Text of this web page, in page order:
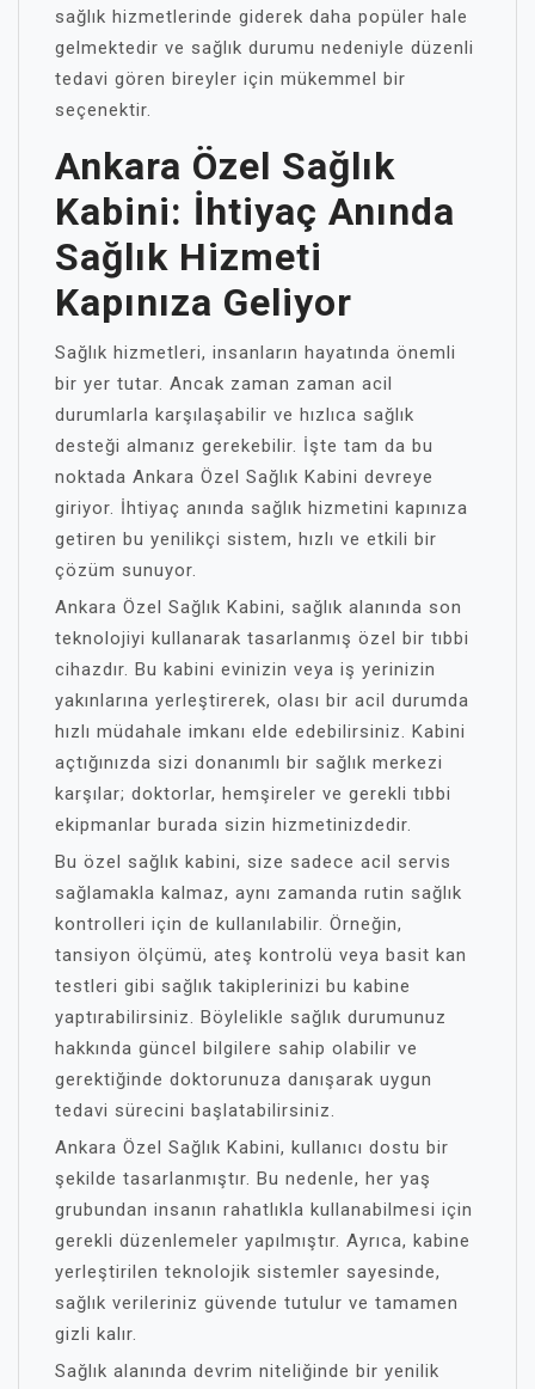
sağlık hizmetlerinde giderek daha popüler hale
gelmektedir ve sağlık durumu nedeniyle düzenli
tedavi gören bireyler için mükemmel bir
seçenektir.
Ankara Özel Sağlık
Kabini: İhtiyaç Anında
Sağlık Hizmeti
Kapınıza Geliyor
Sağlık hizmetleri, insanların hayatında önemli
bir yer tutar. Ancak zaman zaman acil
durumlarla karşılaşabilir ve hızlıca sağlık
desteği almanız gerekebilir. İşte tam da bu
noktada Ankara Özel Sağlık Kabini devreye
giriyor. İhtiyaç anında sağlık hizmetini kapınıza
getiren bu yenilikçi sistem, hızlı ve etkili bir
çözüm sunuyor.
Ankara Özel Sağlık Kabini, sağlık alanında son
teknolojiyi kullanarak tasarlanmış özel bir tıbbi
cihazdır. Bu kabini evinizin veya iş yerinizin
yakınlarına yerleştirerek, olası bir acil durumda
hızlı müdahale imkanı elde edebilirsiniz. Kabini
açtığınızda sizi donanımlı bir sağlık merkezi
karşılar; doktorlar, hemşireler ve gerekli tıbbi
ekipmanlar burada sizin hizmetinizdedir.
Bu özel sağlık kabini, size sadece acil servis
sağlamakla kalmaz, aynı zamanda rutin sağlık
kontrolleri için de kullanılabilir. Örneğin,
tansiyon ölçümü, ateş kontrolü veya basit kan
testleri gibi sağlık takiplerinizi bu kabine
yaptırabilirsiniz. Böylelikle sağlık durumunuz
hakkında güncel bilgilere sahip olabilir ve
gerektiğinde doktorunuza danışarak uygun
tedavi sürecini başlatabilirsiniz.
Ankara Özel Sağlık Kabini, kullanıcı dostu bir
şekilde tasarlanmıştır. Bu nedenle, her yaş
grubundan insanın rahatlıkla kullanabilmesi için
gerekli düzenlemeler yapılmıştır. Ayrıca, kabine
yerleştirilen teknolojik sistemler sayesinde,
sağlık verileriniz güvende tutulur ve tamamen
gizli kalır.
Sağlık alanında devrim niteliğinde bir yenilik